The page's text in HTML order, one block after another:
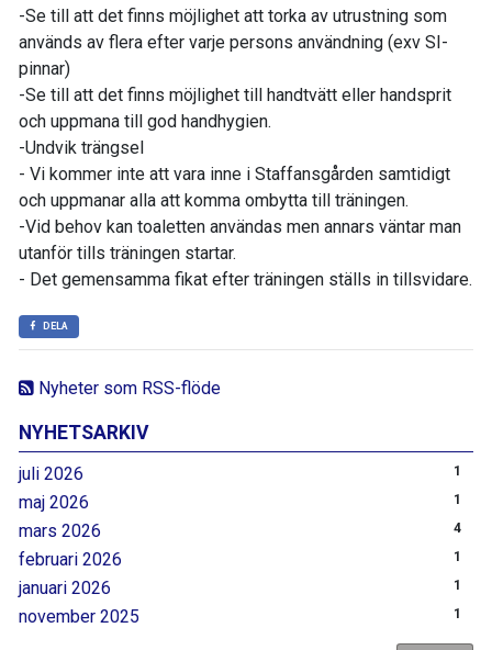
Nyheter som RSS-flöde
NYHETSARKIV
juli 2026 1
maj 2026 1
mars 2026 4
februari 2026 1
januari 2026 1
november 2025 1
-Se till att det finns möjlighet att torka av utrustning som
används av flera efter varje persons användning (exv SI-
pinnar)
-Se till att det finns möjlighet till handtvätt eller handsprit
och uppmana till god handhygien.
-Undvik trängsel
- Vi kommer inte att vara inne i Staffansgården samtidigt
och uppmanar alla att komma ombytta till träningen.
-Vid behov kan toaletten användas men annars väntar man
utanför tills träningen startar.
- Det gemensamma fikat efter träningen ställs in tillsvidare.
DELA